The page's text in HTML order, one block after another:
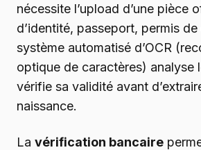
nécessite l’upload d’une pièce
d’identité, passeport, permis
système automatisé d’OCR
optique de caractères) analyse
vérifie sa validité avant
naissance.
La vérification bancaire